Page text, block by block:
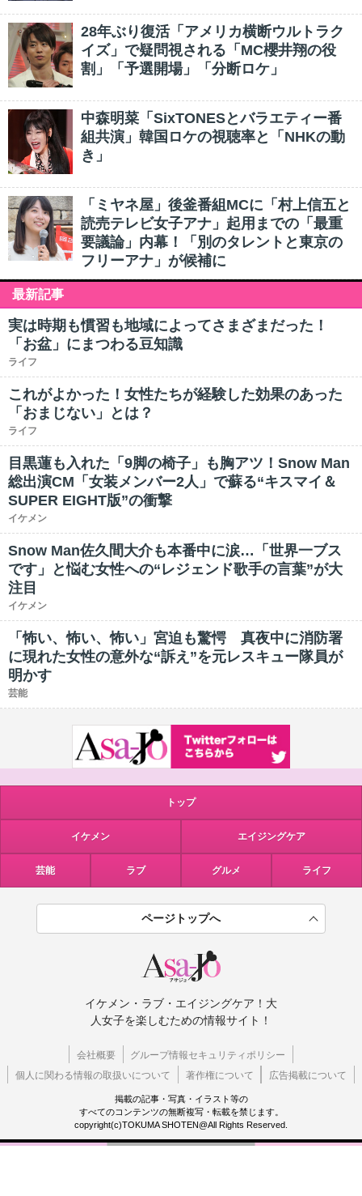
28年ぶり復活「アメリカ横断ウルトラク
イズ」で疑問視される「MC櫻井翔の役
割」「予選開場」「分断ロケ」
中森明菜「SixTONESとバラエティー番
組共演」韓国ロケの視聴率と「NHKの動
き」
「ミヤネ屋」後釜番組MCに「村上信五と
読売テレビ女子アナ」起用までの「最重
要議論」内幕！「別のタレントと東京の
フリーアナ」が候補に
最新記事
実は時期も慣習も地域によってさまざまだった！
「お盆」にまつわる豆知識
ライフ
これがよかった！女性たちが経験した効果のあった
「おまじない」とは？
ライフ
目黒蓮も入れた「9脚の椅子」も胸アツ！Snow Man
総出演CM「女装メンバー2人」で蘇る“キスマイ＆
SUPER EIGHT版”の衝撃
イケメン
Snow Man佐久間大介も本番中に涙…「世界一ブス
です」と悩む女性への“レジェンド歌手の言葉”が大
注目
イケメン
「怖い、怖い、怖い」宮迫も驚愕 真夜中に消防署
に現れた女性の意外な“訴え”を元レスキュー隊員が
明かす
芸能
トップ
イケメン エイジングケア
芸能 ラブ グルメ ライフ
ページトップへ
イケメン・ラブ・エイジングケア！大
人女子を楽しむための情報サイト！
会社概要
グループ情報セキュリティポリシー
個人に関わる情報の取扱いについて
著作権について 広告掲載について
掲載の記事・写真・イラスト等の
すべてのコンテンツの無断複写・転載を禁じます。
copyright(c)TOKUMA SHOTEN@All Rights Reserved.